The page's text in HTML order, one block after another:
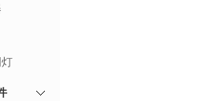
灯